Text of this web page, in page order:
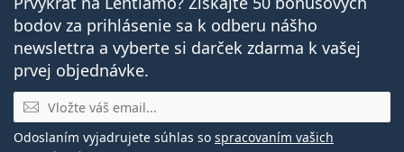
bodov za prihlásenie sa k odberu nášho
newslettra a vyberte si darček zdarma k vašej
prvej objednávke.
E-mail
Odoslaním vyjadrujete súhlas so spracovaním vašich